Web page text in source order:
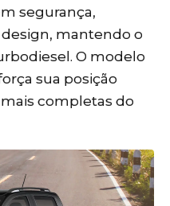
segurança,
mantendo o
O modelo
sua posição
completas do